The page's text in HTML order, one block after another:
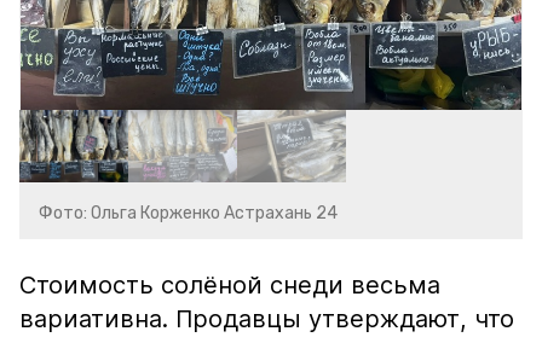
Фото: Ольга Корженко Астрахань 24
Стоимость солёной снеди весьма
вариативна. Продавцы утверждают, что